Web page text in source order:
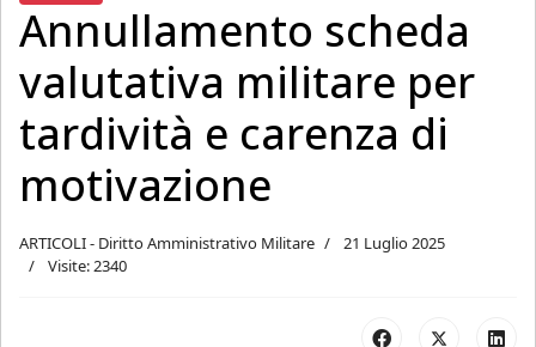
Annullamento scheda
valutativa militare per
tardività e carenza di
motivazione
ARTICOLI - Diritto Amministrativo Militare
21 Luglio 2025
Visite: 2340